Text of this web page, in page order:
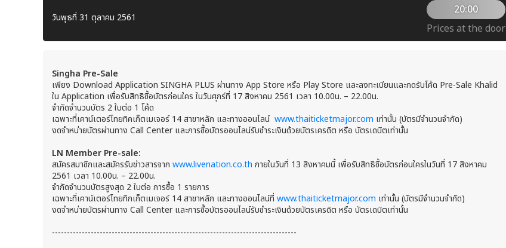
วันพุธที่ 31 ตุลาคม 2561
20:00
Prices at the door
Singha Pre-Sale
เพียง Download Application SINGHA PLUS ผ่านทาง App Store หรือ Play Store และลงทะเบียนและกดรับโค้ด Pre-Sale Khalid
ใน Application เพื่อรับสิทธิซื้อบัตรก่อนใคร ในวันศุกร์ที่ 17 สิงหาคม 2561 เวลา 10.00น. – 22.00น.
จำกัดจำนวนบัตร 2 ใบต่อ 1 โค้ด
เฉพาะที่เคาน์เตอร์ไทยทิคเก็ตเมเจอร์ 14 สาขาหลัก และทางออนไลน์ www.thaiticketmajor.com เท่านั้น (บัตรมีจำนวนจำกัด)
งดจำหน่ายบัตรผ่านทาง Call Center และการซื้อบัตรออนไลน์รับชำระเงินด้วยบัตรเครดิต หรือ บัตรเดบิตเท่านั้น
LN Member Pre-sale:
สมัครสมาชิกและสมัครรับข่าวสารจาก www.livenation.co.th ภายในวันที่ 13 สิงหาคมนี้ เพื่อรับสิทธิซื้อบัตรก่อนใครในวันที่ 17 สิงหาคม
2561 เวลา 10.00น. – 22.00น.
จำกัดจำนวนบัตรสูงสุด 2 ใบต่อ การซื้อ 1 รายการ
เฉพาะที่เคาน์เตอร์ไทยทิกเก็ตเมเจอร์ 14 สาขาหลัก และทางออนไลน์ที่ www.thaiticketmajor.com เท่านั้น (บัตรมีจำนวนจำกัด)
งดจำหน่ายบัตรผ่านทาง Call Center และการซื้อบัตรออนไลน์รับชำระเงินด้วยบัตรเครดิต หรือ บัตรเดบิตเท่านั้น
----------------------------------------------------------------------------------